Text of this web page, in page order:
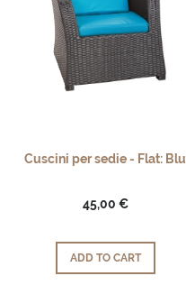
Cuscini per sedie - Flat: Blu
45,00 €
ADD TO CART